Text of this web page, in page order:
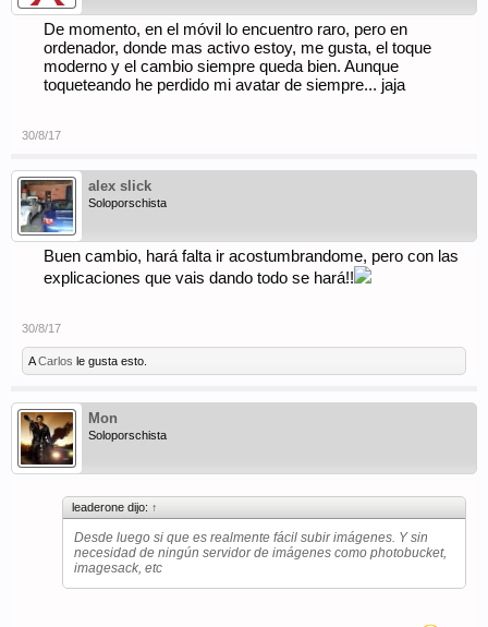
De momento, en el móvil lo encuentro raro, pero en
ordenador, donde mas activo estoy, me gusta, el toque
moderno y el cambio siempre queda bien. Aunque
toqueteando he perdido mi avatar de siempre... jaja
30/8/17
alex slick
Soloporschista
Buen cambio, hará falta ir acostumbrandome, pero con las
explicaciones que vais dando todo se hará!!
30/8/17
ACarlos le gusta esto.
Mon
Soloporschista
leaderone dijo: ↑
Desde luego si que es realmente fácil subir imágenes. Y sin
necesidad de ningún servidor de imágenes como photobucket,
imagesack, etc